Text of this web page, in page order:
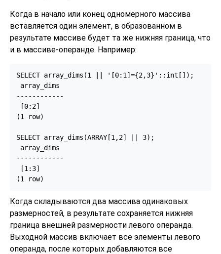
Когда в начало или конец одномерного массива
вставляется один элемент, в образованном в
результате массиве будет та же нижняя граница, что
и в массиве-операнде. Например:
SELECT array_dims(1 || '[0:1]={2,3}'::int[]);
array_dims
------------
[0:2]
(1 row)
SELECT array_dims(ARRAY[1,2] || 3);
array_dims
------------
[1:3]
(1 row)
Когда складываются два массива одинаковых
размерностей, в результате сохраняется нижняя
граница внешней размерности левого операнда.
Выходной массив включает все элементы левого
операнда, после которых добавляются все